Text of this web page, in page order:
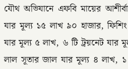
যৌথ অভিযানে এফবি মায়ের
যার মূল্য ১৫ লাখ ৯০ হাজার,
যার মূল্য ৫ লাখ, ৬ টি ট্রয়নেট যার
লাল সূতার জাল যার মূল্য ৪ লাখ, ১